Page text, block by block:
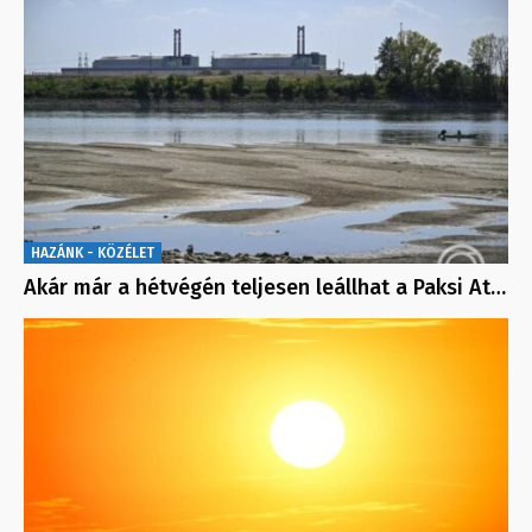
HAZÁNK - KÖZÉLET
Akár már a hétvégén teljesen leállhat a Paksi At…